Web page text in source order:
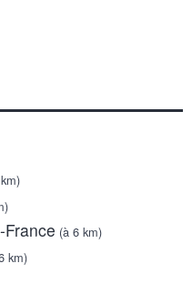
(à 6 km)
km)